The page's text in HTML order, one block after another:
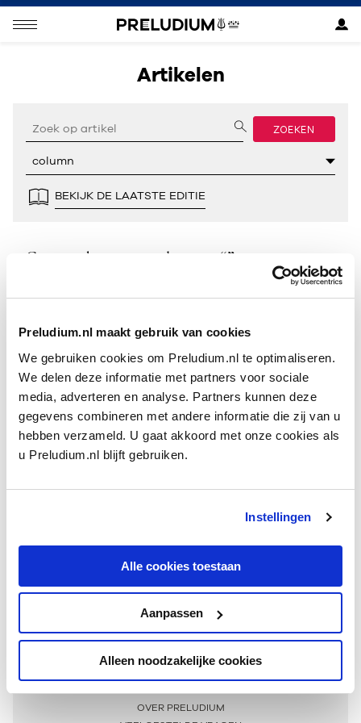
Preludium.nl maakt gebruik van cookies
We gebruiken cookies om Preludium.nl te optimaliseren.
We delen deze informatie met partners voor sociale
media, adverteren en analyse. Partners kunnen deze
gegevens combineren met andere informatie die zij van u
hebben verzameld. U gaat akkoord met onze cookies als
u Preludium.nl blijft gebruiken.
Instellingen
Alle cookies toestaan
Aanpassen
Alleen noodzakelijke cookies
Artikelen
ZOEKEN
BEKIJK DE LAATSTE EDITIE
Geen resultaten gevonden voor “”.
Meer informatie
OVER PRELUDIUM